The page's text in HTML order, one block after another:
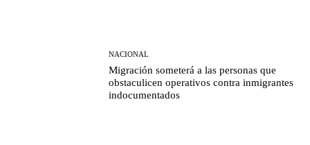
NACIONAL
Migración someterá a las personas que
obstaculicen operativos contra inmigrantes
indocumentados